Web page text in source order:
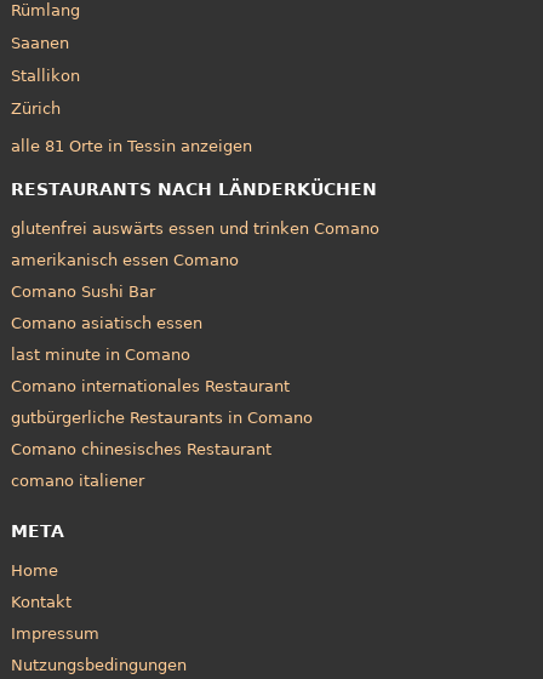
Rümlang
Saanen
Stallikon
Zürich
alle 81 Orte in Tessin anzeigen
RESTAURANTS NACH LÄNDERKÜCHEN
glutenfrei auswärts essen und trinken Comano
amerikanisch essen Comano
Comano Sushi Bar
Comano asiatisch essen
last minute in Comano
Comano internationales Restaurant
gutbürgerliche Restaurants in Comano
Comano chinesisches Restaurant
comano italiener
META
Home
Kontakt
Impressum
Nutzungsbedingungen